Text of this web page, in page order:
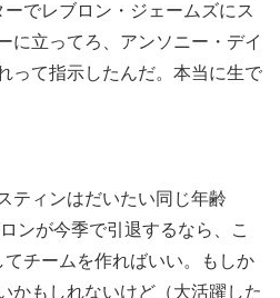
んじゃなかった…」 日本を知っ
者、帰国後『本家』に失望する
本の雇用制度の正しさに気づき
ぎ
ってるんだ？」 世界的ブームの
でレブロン・ジェームズにス
に立ってろ、アンソニー・デイ
って指示したんだ。本当に生で
ティンはだいたい同じ年齢
ンが今季で引退するなら、こ
チームを作ればいい。もしか
かもしれないけど（大活躍した